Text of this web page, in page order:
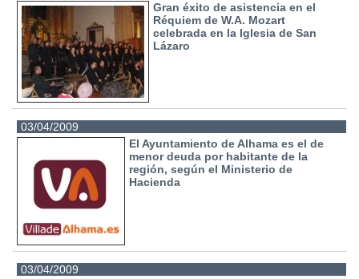
Gran éxito de asistencia en el
Réquiem de W.A. Mozart
celebrada en la Iglesia de San
Lázaro
03/04/2009
El Ayuntamiento de Alhama es el de
menor deuda por habitante de la
región, según el Ministerio de
Hacienda
03/04/2009